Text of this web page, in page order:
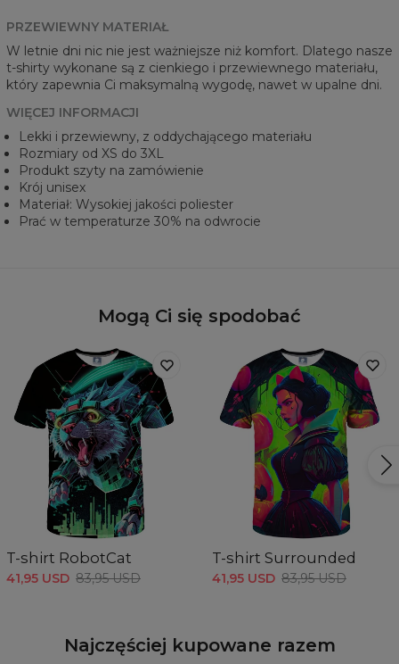
PRZEWIEWNY MATERIAŁ
W letnie dni nic nie jest ważniejsze niż komfort. Dlatego nasze
t-shirty wykonane są z cienkiego i przewiewnego materiału,
który zapewnia Ci maksymalną wygodę, nawet w upalne dni.
WIĘCEJ INFORMACJI
Lekki i przewiewny, z oddychającego materiału
Rozmiary od XS do 3XL
Produkt szyty na zamówienie
Krój unisex
Materiał: Wysokiej jakości poliester
Prać w temperaturze 30% na odwrocie
Mogą Ci się spodobać
T-shirt RobotCat
41,95 USD 83,95 USD
T-shirt Surrounded
41,95 USD 83,95 USD
Najczęściej kupowane razem